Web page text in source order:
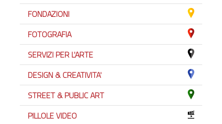
FONDAZIONI
FOTOGRAFIA
SERVIZI PER L'ARTE
DESIGN & CREATIVITA'
STREET & PUBLIC ART
PILLOLE VIDEO